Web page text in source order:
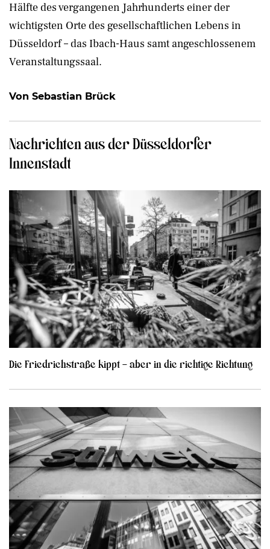
Hälfte des vergangenen Jahrhunderts einer der
wichtigsten Orte des gesellschaftlichen Lebens in
Düsseldorf – das Ibach-Haus samt angeschlossenem
Veranstaltungssaal.
Von Sebastian Brück
Nachrichten aus der Düsseldorfer
Innenstadt
Die Friedrichstraße kippt – aber in die richtige Richtung